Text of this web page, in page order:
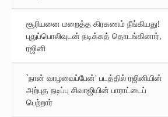
சூரியனை மறைத்த கிரகணம் நீங்கியது!
புதுப்பொலிவுடன் நடிக்கத் தொடங்கினார்,
ரஜினி
`நான் வாழவைப்பேன்' படத்தில் ரஜினியின்
அற்புத நடிப்பு சிவாஜியின் பாராட்டைப்
பெற்றார்